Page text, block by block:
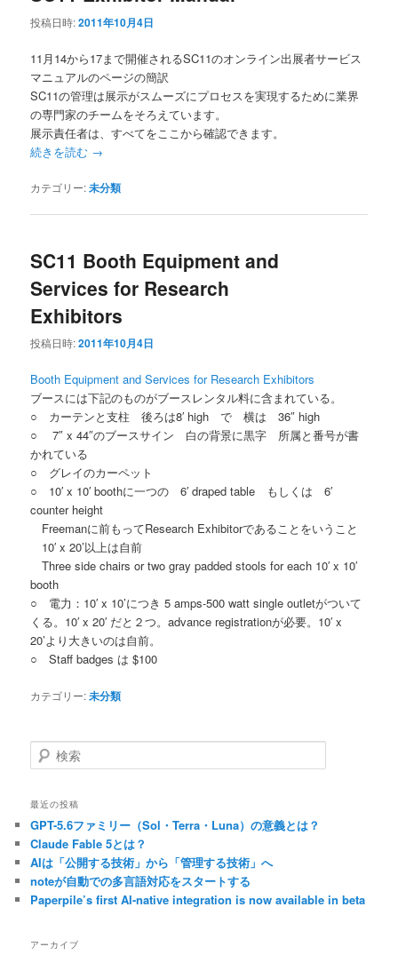
投稿日時:2011年10月4日
11月14から17まで開催されるSC11のオンライン出展者サービス
マニュアルのページの簡訳
SC11の管理は展示がスムーズにプロセスを実現するために業界
の専門家のチームをそろえています。
展示責任者は、すべてをここから確認できます。
続きを読む →
カテゴリー:未分類
SC11 Booth Equipment and
Services for Research
Exhibitors
投稿日時:2011年10月4日
Booth Equipment and Services for Research Exhibitors
ブースには下記のものがブースレンタル料に含まれている。
○ カーテンと支柱 後ろは8′ high で 横は 36″ high
○ 7″ x 44″のブースサイン 白の背景に黒字 所属と番号が書
かれている
○ グレイのカーペット
○ 10′ x 10′ boothに一つの 6′ draped table もしくは 6′
counter height
Freemanに前もってResearch Exhibitorであることをいうこと
10′ x 20’以上は自前
Three side chairs or two gray padded stools for each 10′ x 10′
booth
○ 電力：10′ x 10’につき 5 amps-500 watt single outletがついて
くる。10′ x 20′ だと２つ。advance registrationが必要。10′ x
20’より大きいのは自前。
○ Staff badges は $100
カテゴリー:未分類
検
索
最近の投稿
GPT-5.6ファミリー（Sol・Terra・Luna）の意義とは？
Claude Fable 5とは？
AIは「公開する技術」から「管理する技術」へ
noteが自動での多言語対応をスタートする
Paperpile’s first AI-native integration is now available in beta
アーカイブ